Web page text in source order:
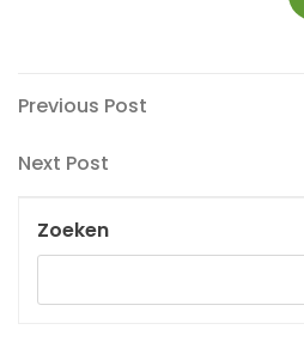
Berichtnavigatie
Previous
Previous Post
Next
Next Post
Zoeken